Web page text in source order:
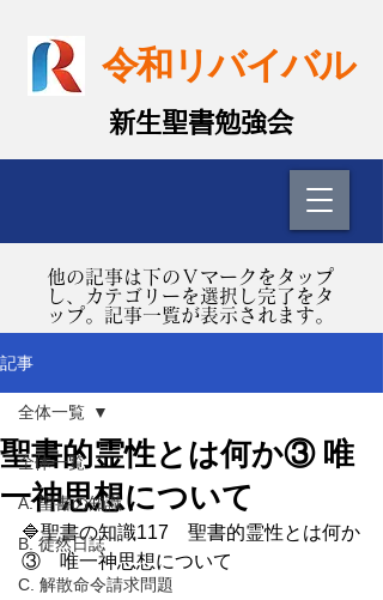
令和リバイバル
​新生聖書勉強会
​他の記事は下のＶマークをタップ
し、カテゴリーを選択し完了をタ
ップ。記事一覧が表示されます。
記事
全体一覧
A. 聖書の知識
B. 徒然日誌
C. 解散命令請求問題
全体一覧
聖書的霊性とは何か③ 唯
一神思想について
🔷聖書の知識117　聖書的霊性とは何か
③　唯一神思想について